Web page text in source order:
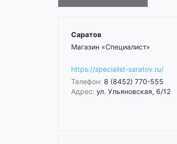
Саратов
Магазин «Специалист»
https://specialist-saratov.ru/
Телефон: 8 (8452) 770-555
Адрес: ул. Ульяновская, 6/12